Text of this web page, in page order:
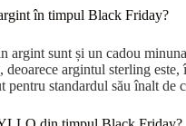
în timpul Black Friday?
argint sunt și un cadou
deoarece argintul sterling
pentru standardul său înalt